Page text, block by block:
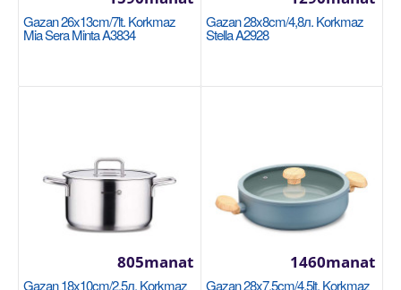
Gazan 24x10см/4.5л Korkmaz Proline Gastro
Gazan 26x13cm/7lt. Korkmaz
Mia Sera Minta A3834
Gazan 28x8cm/4,8л. Korkmaz
Stella A2928
Gazan 18x10cm/2,5л. Korkmaz
805manat
Gazan 28x7,5cm/4,5lt. Korkmaz
1460manat